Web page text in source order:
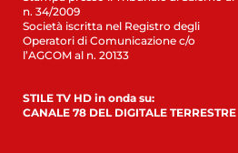
n. 34/2009
Società iscritta nel Registro degli
Operatori di Comunicazione c/o
l’AGCOM al n. 20133
STILE TV HD in onda su:
CANALE 78 DEL DIGITALE TERRESTRE